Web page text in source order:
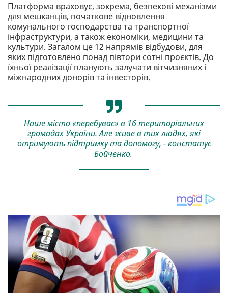
Платформа враховує, зокрема, безпекові механізми
для мешканців, початкове відновлення
комунального господарства та транспортної
інфраструктури, а також економіки, медицини та
культури. Загалом це 12 напрямів відбудови, для
яких підготовлено понад півтори сотні проєктів. До
їхньої реалізації планують залучати вітчизняних і
міжнародних донорів та інвесторів.
Наше місто «перебуває» в 16 територіальних
громадах України. Але живе в тих людях, які
отримують підтримку та допомогу, - констатує
Бойченко.